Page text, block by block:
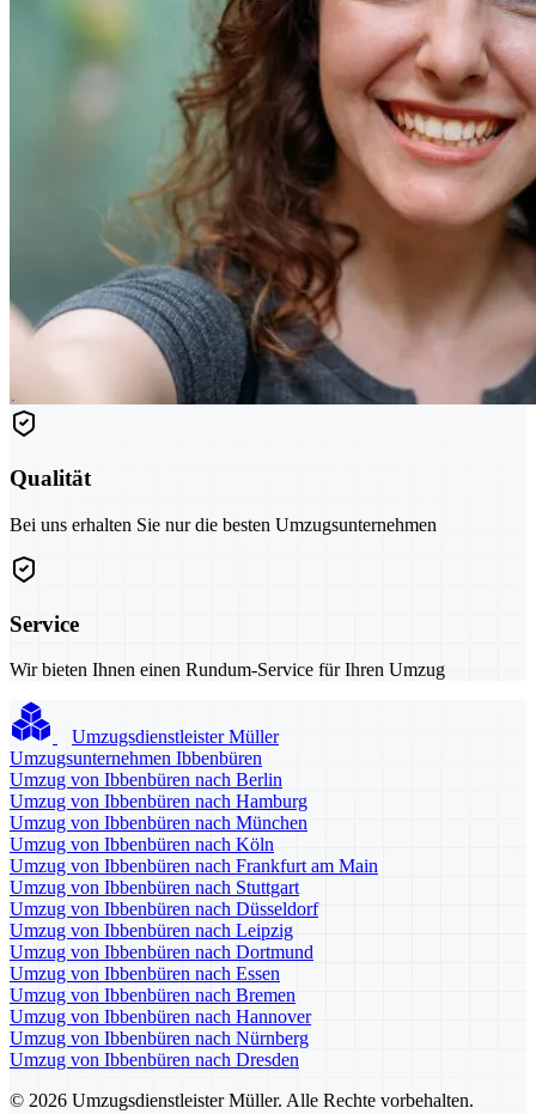
Qualität
Bei uns erhalten Sie nur die besten Umzugsunternehmen
Service
Wir bieten Ihnen einen Rundum-Service für Ihren Umzug
Umzugsdienstleister Müller
Umzugsunternehmen Ibbenbüren
Umzug von Ibbenbüren nach Berlin
Umzug von Ibbenbüren nach Hamburg
Umzug von Ibbenbüren nach München
Umzug von Ibbenbüren nach Köln
Umzug von Ibbenbüren nach Frankfurt am Main
Umzug von Ibbenbüren nach Stuttgart
Umzug von Ibbenbüren nach Düsseldorf
Umzug von Ibbenbüren nach Leipzig
Umzug von Ibbenbüren nach Dortmund
Umzug von Ibbenbüren nach Essen
Umzug von Ibbenbüren nach Bremen
Umzug von Ibbenbüren nach Hannover
Umzug von Ibbenbüren nach Nürnberg
Umzug von Ibbenbüren nach Dresden
© 2026 Umzugsdienstleister Müller. Alle Rechte vorbehalten.